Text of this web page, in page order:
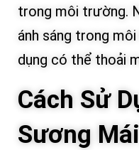
trong môi trường.
ánh sáng trong
dụng có thể thoải
Cách Sử
Sương